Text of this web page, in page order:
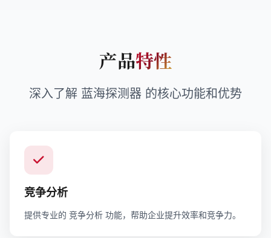
产品特性
深入了解 蓝海探测器 的核心功能和优势
竞争分析
提供专业的 竞争分析 功能，帮助企业提升效率和竞争力。